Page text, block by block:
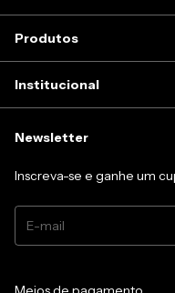
Produtos
Institucional
Newsletter
Inscreva-se e ganhe um